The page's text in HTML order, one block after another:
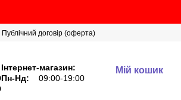
Публічний договір (оферта)
Інтернет-магазин:
Пн-Нд:
09:00-19:00
Мій кошик